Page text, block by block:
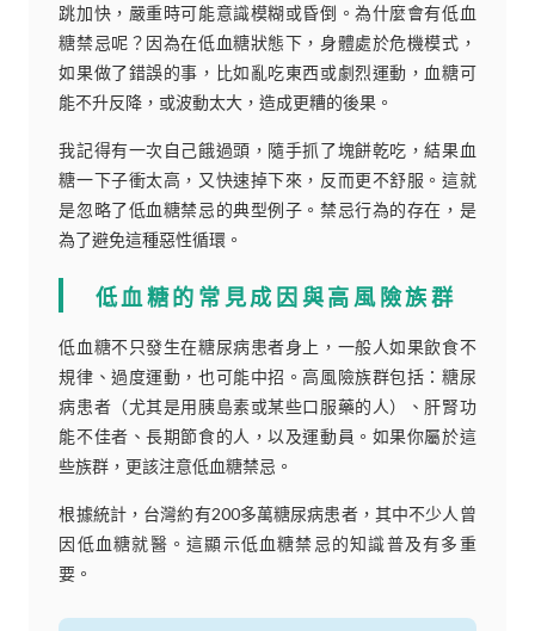
跳加快，嚴重時可能意識模糊或昏倒。為什麼會有低血
糖禁忌呢？因為在低血糖狀態下，身體處於危機模式，
如果做了錯誤的事，比如亂吃東西或劇烈運動，血糖可
能不升反降，或波動太大，造成更糟的後果。
我記得有一次自己餓過頭，隨手抓了塊餅乾吃，結果血
糖一下子衝太高，又快速掉下來，反而更不舒服。這就
是忽略了低血糖禁忌的典型例子。禁忌行為的存在，是
為了避免這種惡性循環。
低血糖的常見成因與高風險族群
低血糖不只發生在糖尿病患者身上，一般人如果飲食不
規律、過度運動，也可能中招。高風險族群包括：糖尿
病患者（尤其是用胰島素或某些口服藥的人）、肝腎功
能不佳者、長期節食的人，以及運動員。如果你屬於這
些族群，更該注意低血糖禁忌。
根據統計，台灣約有200多萬糖尿病患者，其中不少人曾
因低血糖就醫。這顯示低血糖禁忌的知識普及有多重
要。